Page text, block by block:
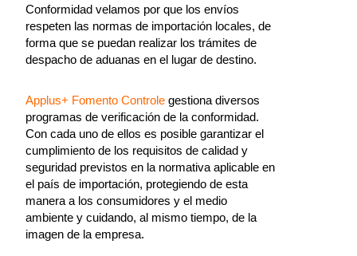
Conformidad velamos por que los envíos
respeten las normas de importación locales, de
forma que se puedan realizar los trámites de
despacho de aduanas en el lugar de destino.
Applus+ Fomento Controle gestiona diversos
programas de verificación de la conformidad.
Con cada uno de ellos es posible garantizar el
cumplimiento de los requisitos de calidad y
seguridad previstos en la normativa aplicable en
el país de importación, protegiendo de esta
manera a los consumidores y el medio
ambiente y cuidando, al mismo tiempo, de la
imagen de la empresa.